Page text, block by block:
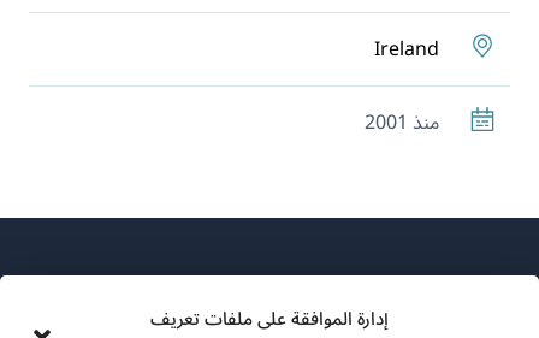
إدارة الموافقة على ملفات تعريف
Ireland
منذ 2001